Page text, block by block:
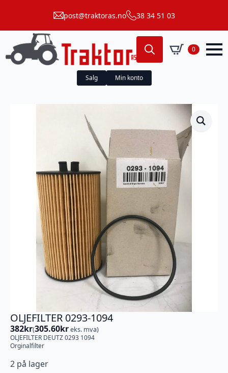
post@traktoras.no 38 34 51 03
Search
for:
0
Salg Min konto
OLJEFILTER 0293-1094
382kr(305.60kreks. mva)
OLJEFILTER DEUTZ 0293 1094
Orginalfilter
2 på lager